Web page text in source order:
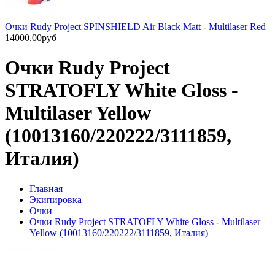
Очки Rudy Project SPINSHIELD Air Black Matt - Multilaser Red
14000.00руб
Очки Rudy Project
STRATOFLY White Gloss -
Multilaser Yellow
(10013160/220222/3111859,
Италия)
Главная
Экипировка
Очки
Очки Rudy Project STRATOFLY White Gloss - Multilaser
Yellow (10013160/220222/3111859, Италия)